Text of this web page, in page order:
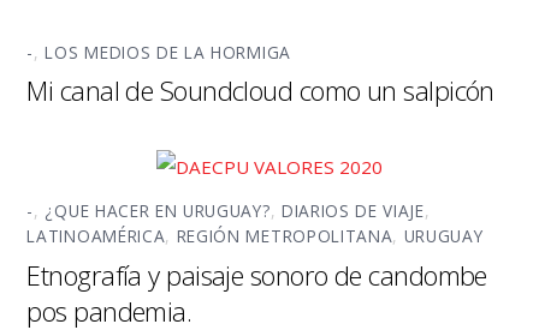
-,LOS MEDIOS DE LA HORMIGA
Mi canal de Soundcloud como un salpicón
-, ¿QUE HACER EN URUGUAY?, DIARIOS DE VIAJE,
LATINOAMÉRICA, REGIÓN METROPOLITANA, URUGUAY
Etnografía y paisaje sonoro de candombe
pos pandemia.